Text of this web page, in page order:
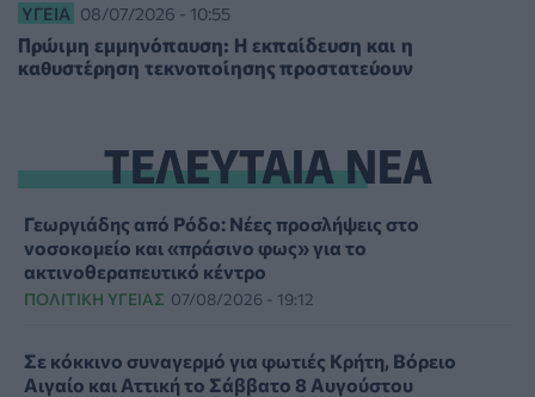
ΥΓΕΊΑ 08/07/2026 - 10:55
Πρώιμη εμμηνόπαυση: Η εκπαίδευση και η
καθυστέρηση τεκνοποίησης προστατεύουν
ΤΕΛΕΥΤΑΙΑ ΝΕΑ
Γεωργιάδης από Ρόδο: Νέες προσλήψεις στο
νοσοκομείο και «πράσινο φως» για το
ακτινοθεραπευτικό κέντρο
ΠΟΛΙΤΙΚΉ ΥΓΕΊΑΣ 07/08/2026 - 19:12
Σε κόκκινο συναγερμό για φωτιές Κρήτη, Βόρειο
Αιγαίο και Αττική το Σάββατο 8 Αυγούστου